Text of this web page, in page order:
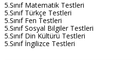
5.Sınıf Matematik Testleri
5.Sınıf Türkçe Testleri
5.Sınıf Fen Testleri
5.Sınıf Sosyal Bilgiler Testleri
5.Sınıf Din Kültürü Testleri
5.Sınıf İngilizce Testleri